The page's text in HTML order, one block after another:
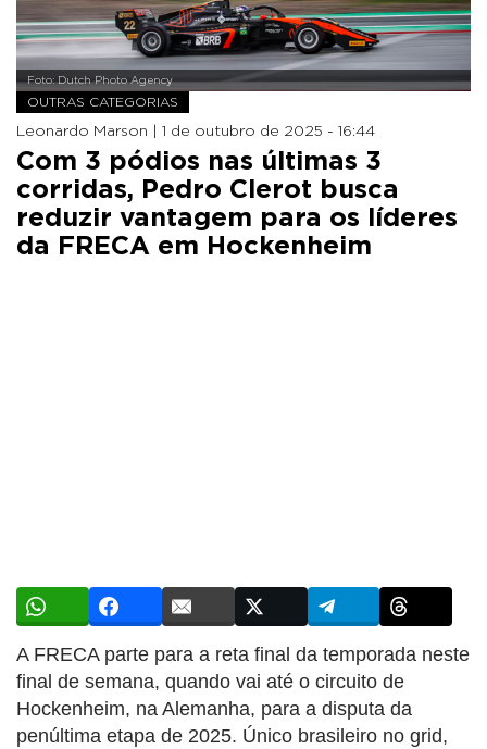
Foto: Dutch Photo Agency
OUTRAS CATEGORIAS
Leonardo Marson | 1 de outubro de 2025 - 16:44
Com 3 pódios nas últimas 3
corridas, Pedro Clerot busca
reduzir vantagem para os líderes
da FRECA em Hockenheim
A FRECA parte para a reta final da temporada neste
final de semana, quando vai até o circuito de
Hockenheim, na Alemanha, para a disputa da
penúltima etapa de 2025. Único brasileiro no grid,